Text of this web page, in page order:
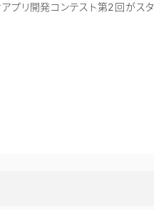
プリ開発コンテスト第2回がスタ